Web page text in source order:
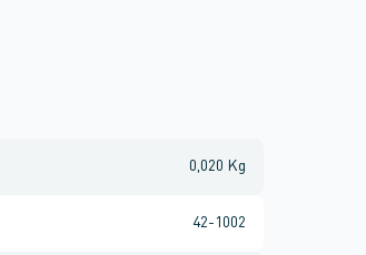
0,020 Kg
42-1002